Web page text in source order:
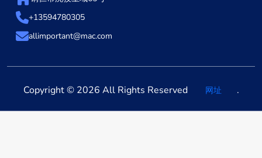
+13594780305
allimportant@mac.com
Copyright © 2026 All Rights Reserved 网址 .